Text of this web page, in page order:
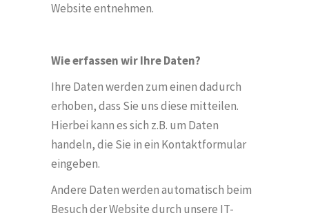
Website entnehmen.
Wie erfassen wir Ihre Daten?
Ihre Daten werden zum einen dadurch
erhoben, dass Sie uns diese mitteilen.
Hierbei kann es sich z.B. um Daten
handeln, die Sie in ein Kontaktformular
eingeben.
Andere Daten werden automatisch beim
Besuch der Website durch unsere IT-